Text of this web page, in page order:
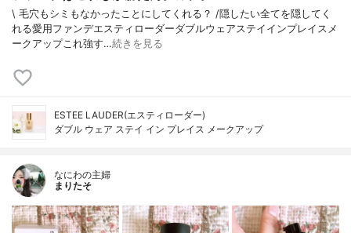
\ 毛穴もシミもなかったことにしてくれる？ /⁡⁡隠したい全てを隠してく
れる愛用ファンデ⁡エスティローダーダブルウェアステイインプレイスメ
ークアップ⁡⁡これ強す…続きを見る
ESTEE LAUDER(エスティローダー)
ダブル ウェア ステイ イン プレイス メークアップ
なにわの主婦
まりたそ